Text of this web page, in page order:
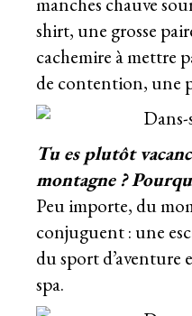
shirt, une grosse
cachemire à mettre
de contention, une
Tu es plutôt
montagne ?
Peu importe, du
conjuguent : une
du sport d’aventure
spa.